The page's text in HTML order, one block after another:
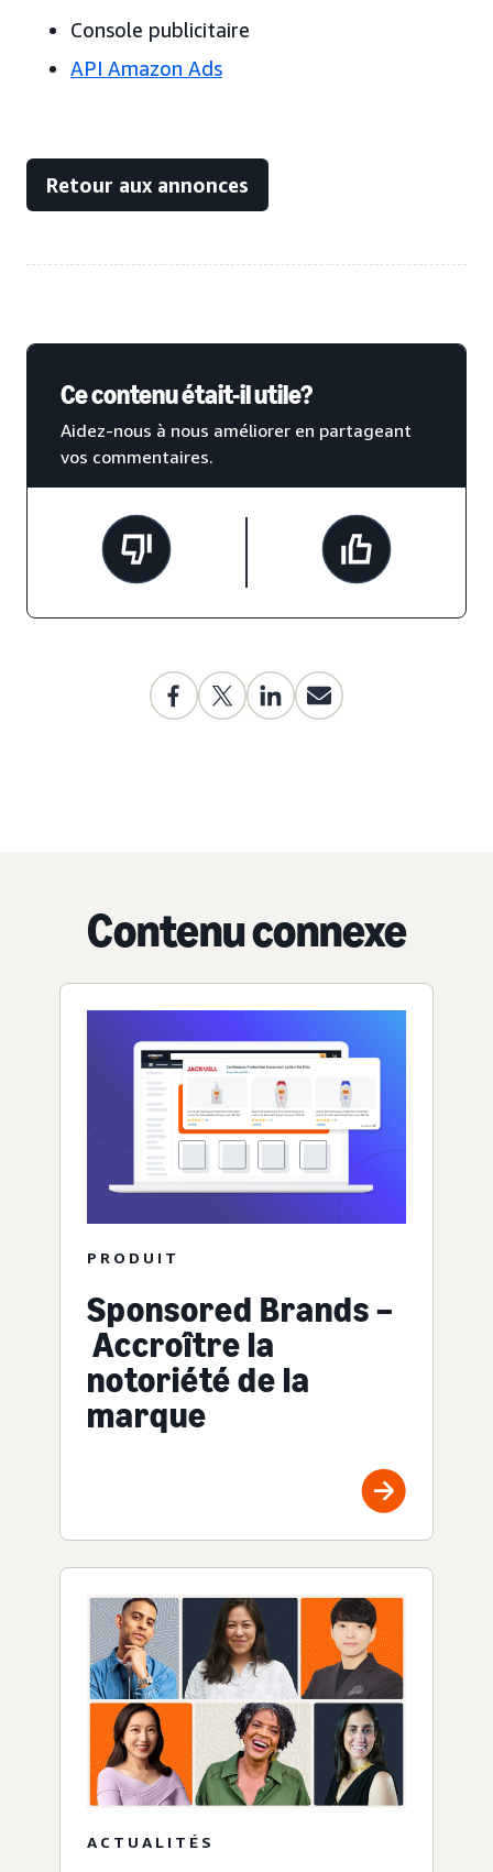
Console publicitaire
API Amazon Ads
Retour aux annonces
Ce contenu était-il utile?
Aidez-nous à nous améliorer en partageant
vos commentaires.
Contenu connexe
PRODUIT
Sponsored Brands –
Accroître la
notoriété de la
marque
ACTUALITÉS